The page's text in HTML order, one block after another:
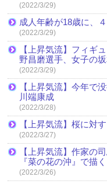
(2022/3/29)
成人年齢が18歳に、
(2022/3/29)
【上昇気流】フィギ
野昌磨選手、女子の
(2022/3/29)
【上昇気流】今年で
川端康成
(2022/3/28)
【上昇気流】桜に対
(2022/3/27)
【上昇気流】作家の
『菜の花の沖』で描く
(2022/3/26)